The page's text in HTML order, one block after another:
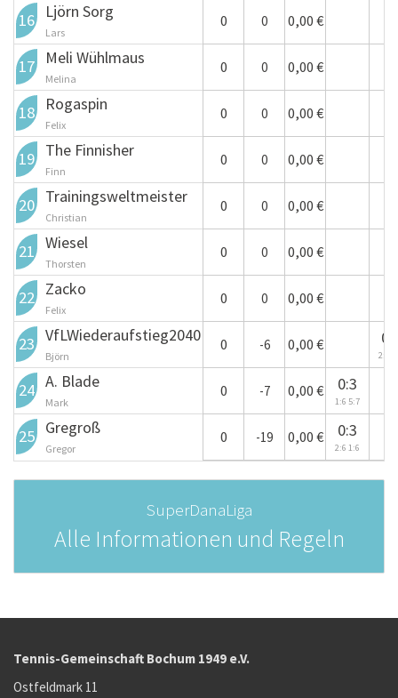
16 Ljörn Sorg
Lars
0 0 0,00 €
17 Meli Wühlmaus
Melina
0 0 0,00 €
18 Rogaspin
Felix
0 0 0,00 €
19 The Finnisher
Finn
0 0 0,00 €
20 Trainingsweltmeister
Christian
0 0 0,00 €
21 Wiesel
Thorsten
0 0 0,00 €
22 Zacko
Felix
0 0 0,00 €
23 VfLWiederaufstieg2040
Björn
0 -6 0,00 €
2:6
24 A. Blade
Mark
0 -7 0,00 € 0:3
1:6 5:7
25 Gregroß
Gregor
0 -19 0,00 € 0:3
2:6 1:6
SuperDanaLiga
Alle Informationen und Regeln
Tennis-Gemeinschaft Bochum 1949 e.V.
Ostfeldmark 11